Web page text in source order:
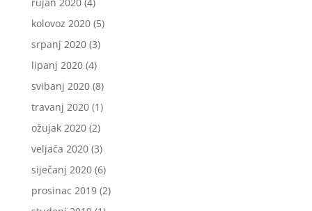
kolovoz 2020(5)
srpanj 2020(3)
lipanj 2020(4)
svibanj 2020(8)
travanj 2020(1)
ožujak 2020(2)
veljača 2020(3)
siječanj 2020(6)
prosinac 2019(2)